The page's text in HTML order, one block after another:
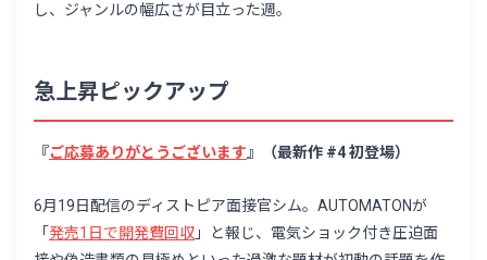
し、ジャンルの幅広さが目立った週。
急上昇ピックアップ
『ご応募ありがとうございます 』（最新作 #4 初登場）
6月19日配信のディストピア面接官シム。AUTOMATONが
「 発売1日で開発費回収 」と報じ、電気ショック付き圧迫面